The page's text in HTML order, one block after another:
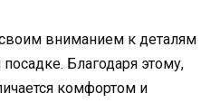
вниманием к деталям
Благодаря этому,
комфортом и